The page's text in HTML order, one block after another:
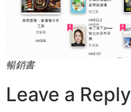
暢銷書
Leave a Reply